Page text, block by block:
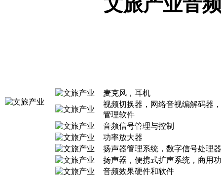
麦克风，耳机
视频切换器，网络音视编解码器
管理软件
音频信号管理与控制
功率放大器
扬声器管理系统，数字信号处理
扬声器，便携式扩声系统，商用
音频效果硬件和软件